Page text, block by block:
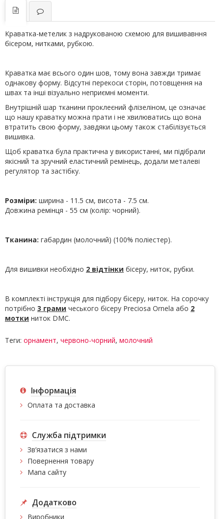
Краватка-метелик з надрукованою схемою для вишивавння
бісером, нитками, рубкою.
Краватка має всього один шов, тому вона завжди тримає
однакову форму. Відсутні перекоси сторін, потовщення на
швах та інші візуально неприємні моменти.
Внутрішній шар тканини проклеєний флізеліном, це означає
що нашу краватку можна прати і не хвилюватись що вона
втратить свою форму, завдяки цьому також стабілізується
вишивка.
Щоб краватка була практична у використанні, ми підібрали
якісний та зручний еластичний ремінець, додали металеві
регулятор та застібку.
Розміри: ширина - 11.5 см, висота - 7.5 см.
Довжина ремінця - 55 см (колір: чорний).
Тканина: габардин (молочний) (100% поліестер).
Для вишивки необхідно 2 відтінки бісеру, ниток, рубки.
В комплекті інструкція для підбору бісеру, ниток. На сорочку
потрібно 3 грами чеського бісеру Preciosa Ornela або 2
мотки ниток DMC.
Теги: орнамент, червоно-чорний, молочний
Інформація
Оплата та доставка
Служба підтримки
Зв’язатися з нами
Повернення товару
Мапа сайту
Додатково
Виробники